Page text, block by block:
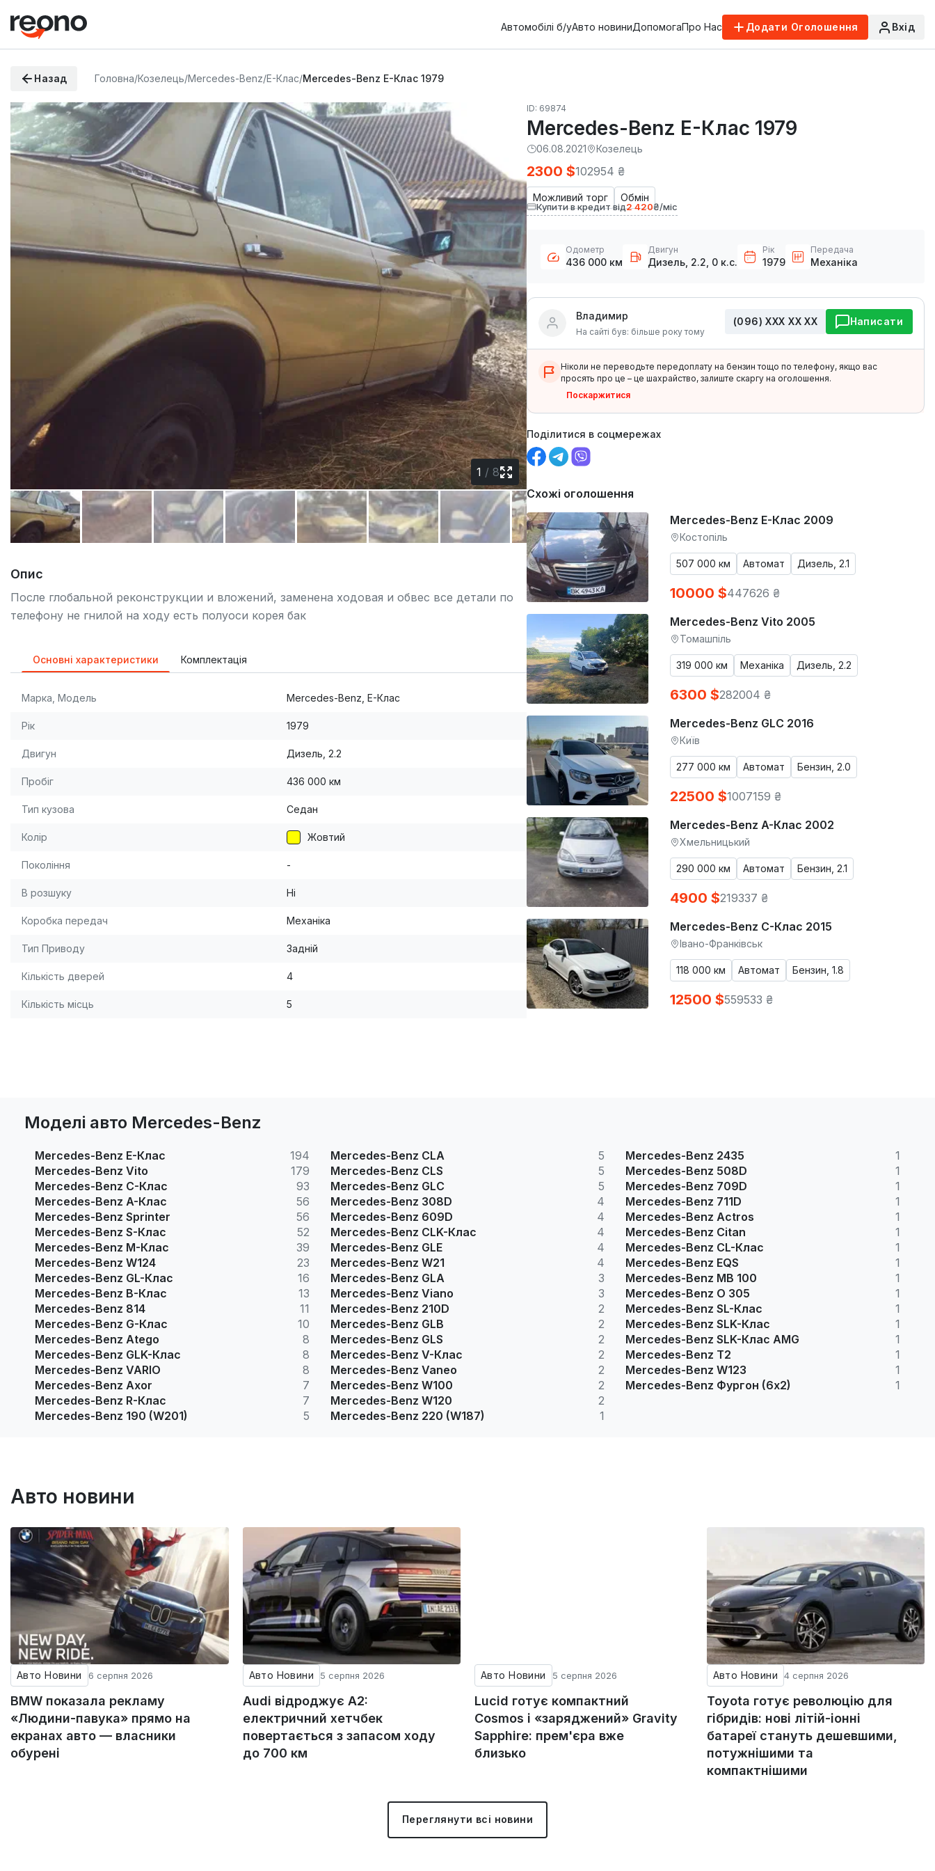
Автомобілі б/уАвто новиниДопомогаПро Нас Додати Оголошення Вхід
Назад Головна/Козелець/Mercedes-Benz/E-Клас/Mercedes-Benz E-Клас 1979
1 / 8
Опис
После глобальной реконструкции и вложений, заменена ходовая и обвес все детали по
телефону не гнилой на ходу есть полуоси корея бак
Основні характеристики Комплектація
Марка, Модель Mercedes-Benz, E-Клас
Рік 1979
Двигун Дизель, 2.2
Пробіг 436 000 км
Тип кузова Седан
Колір Жовтий
Покоління -
В розшуку Ні
Коробка передач Механіка
Тип Приводу Задній
Кількість дверей 4
Кількість місць 5
ID: 69874
Mercedes-Benz E-Клас 1979
06.08.2021 Козелець
Можливий торг Обмін
2300 $102954 ₴
Купити в кредит від2 420₴/міс
Одометр
436 000 км
Двигун
Дизель, 2.2, 0 к.с.
Рік
1979
Передача
Механіка
Владимир
На сайті був: більше року тому
(096) ХХХ ХХ ХХ Написати
Ніколи не переводьте передоплату на бензин тощо по телефону, якщо вас
просять про це – це шахрайство, залиште скаргу на оголошення.
Поскаржитися
Поділитися в соцмережах
Схожі оголошення
Mercedes-Benz E-Клас 2009
Костопіль
507 000 км Автомат Дизель, 2.1
10000 $447626 ₴
Mercedes-Benz Vito 2005
Томашпіль
319 000 км Механіка Дизель, 2.2
6300 $282004 ₴
Mercedes-Benz GLC 2016
Київ
277 000 км Автомат Бензин, 2.0
22500 $1007159 ₴
Mercedes-Benz A-Клас 2002
Хмельницький
290 000 км Автомат Бензин, 2.1
4900 $219337 ₴
Mercedes-Benz C-Клас 2015
Івано-Франківськ
118 000 км Автомат Бензин, 1.8
12500 $559533 ₴
Моделі авто Mercedes-Benz
Mercedes-Benz E-Клас
194
Mercedes-Benz Vito
179
Mercedes-Benz C-Клас
93
Mercedes-Benz A-Клас
56
Mercedes-Benz Sprinter
56
Mercedes-Benz S-Клас
52
Mercedes-Benz M-Клас
39
Mercedes-Benz W124
23
Mercedes-Benz GL-Клас
16
Mercedes-Benz B-Клас
13
Mercedes-Benz 814
11
Mercedes-Benz G-Клас
10
Mercedes-Benz Atego
8
Mercedes-Benz GLK-Клас
8
Mercedes-Benz VARIO
8
Mercedes-Benz Axor
7
Mercedes-Benz R-Клас
7
Mercedes-Benz 190 (W201)
5
Mercedes-Benz CLA
5
Mercedes-Benz CLS
5
Mercedes-Benz GLC
5
Mercedes-Benz 308D
4
Mercedes-Benz 609D
4
Mercedes-Benz CLK-Клас
4
Mercedes-Benz GLE
4
Mercedes-Benz W21
4
Mercedes-Benz GLA
3
Mercedes-Benz Viano
3
Mercedes-Benz 210D
2
Mercedes-Benz GLB
2
Mercedes-Benz GLS
2
Mercedes-Benz V-Клас
2
Mercedes-Benz Vaneo
2
Mercedes-Benz W100
2
Mercedes-Benz W120
2
Mercedes-Benz 220 (W187)
1
Mercedes-Benz 2435
1
Mercedes-Benz 508D
1
Mercedes-Benz 709D
1
Mercedes-Benz 711D
1
Mercedes-Benz Actros
1
Mercedes-Benz Citan
1
Mercedes-Benz CL-Клас
1
Mercedes-Benz EQS
1
Mercedes-Benz MB 100
1
Mercedes-Benz O 305
1
Mercedes-Benz SL-Клас
1
Mercedes-Benz SLK-Клас
1
Mercedes-Benz SLK-Клас AMG
1
Mercedes-Benz T2
1
Mercedes-Benz W123
1
Mercedes-Benz Фургон (6х2)
1
Авто новини
Авто Новини 6 серпня 2026
BMW показала рекламу
«Людини-павука» прямо на
екранах авто — власники
обурені
Авто Новини 5 серпня 2026
Audi відроджує A2:
електричний хетчбек
повертається з запасом ходу
до 700 км
Авто Новини 5 серпня 2026
Lucid готує компактний
Cosmos і «заряджений» Gravity
Sapphire: прем'єра вже
близько
Авто Новини 4 серпня 2026
Toyota готує революцію для
гібридів: нові літій-іонні
батареї стануть дешевшими,
потужнішими та
компактнішими
Переглянути всі новини